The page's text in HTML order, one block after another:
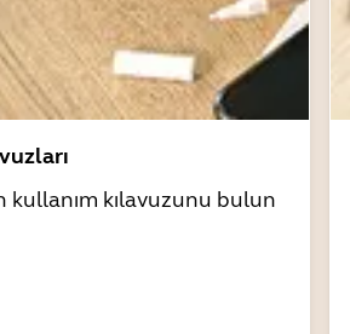
kılavuzunu bulun